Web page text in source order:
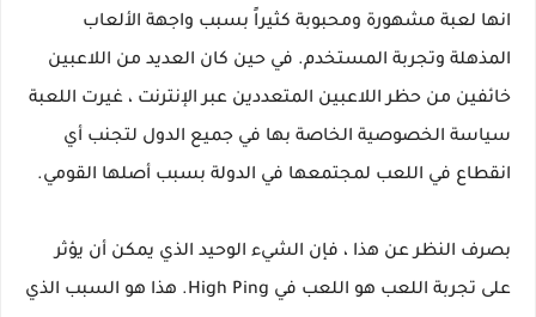
انها لعبة مشهورة ومحبوبة كثيراً بسبب واجهة الألعاب
المذهلة وتجربة المستخدم. في حين كان العديد من اللاعبين
خائفين من حظر اللاعبين المتعددين عبر الإنترنت ، غيرت اللعبة
سياسة الخصوصية الخاصة بها في جميع الدول لتجنب أي
انقطاع في اللعب لمجتمعها في الدولة بسبب أصلها القومي.
بصرف النظر عن هذا ، فإن الشيء الوحيد الذي يمكن أن يؤثر
على تجربة اللعب هو اللعب في High Ping. هذا هو السبب الذي